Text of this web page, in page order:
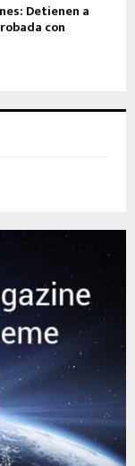
Detienen a
con